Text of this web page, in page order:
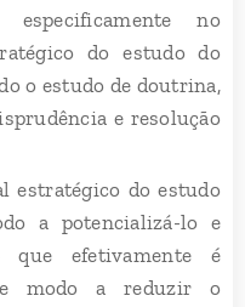
no
do estudo do
o estudo de doutrina,
e resolução
estratégico do estudo
a potencializá-lo e
que efetivamente é
modo a reduzir o